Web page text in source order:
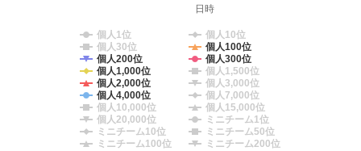
日時
個人1位
個人10位
個人30位
個人100位
個人200位
個人300位
個人1,000位
個人1,500位
個人2,000位
個人3,000位
個人4,000位
個人7,000位
個人10,000位
個人15,000位
個人20,000位
ミニチーム1位
ミニチーム10位
ミニチーム50位
ミニチーム100位
ミニチーム200位